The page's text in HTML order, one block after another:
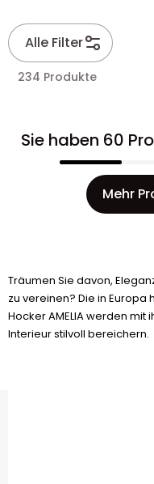
Alle Filter
234 Produkte
Sie haben 60
Mehr
Träumen Sie davon,
zu vereinen? Die in Europa
Hocker AMELIA werden
Interieur stilvoll bereichern.